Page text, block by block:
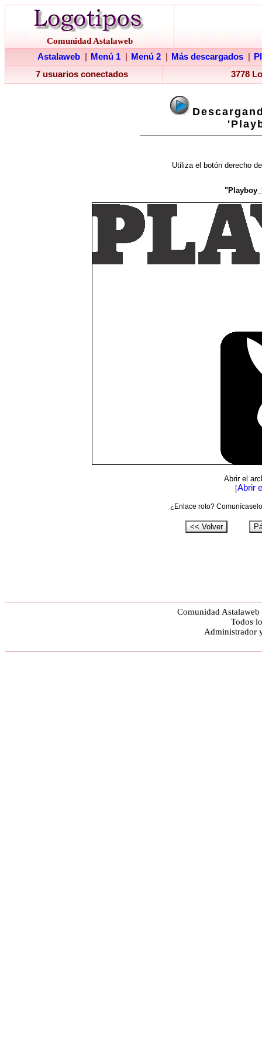
Comunidad Astalaweb
Astalaweb
Menú 1 Menú 2 Más descargados
7 usuarios conectados
3778
Utiliza el botón derecho
Abrir el
[Abrir
¿Enlace roto?
Comunidad
Todos
Administrador